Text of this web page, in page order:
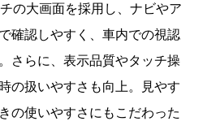
の大画面を採用し、ナビやア
確認しやすく、車内での視認
さらに、表示品質やタッチ操
の扱いやすさも向上。見やす
の使いやすさにもこだわった